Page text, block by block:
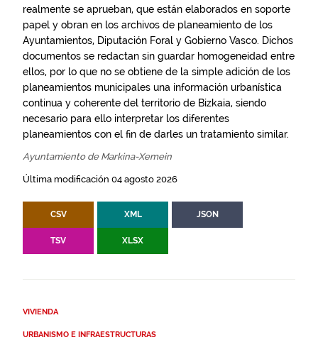
realmente se aprueban, que están elaborados en soporte
papel y obran en los archivos de planeamiento de los
Ayuntamientos, Diputación Foral y Gobierno Vasco. Dichos
documentos se redactan sin guardar homogeneidad entre
ellos, por lo que no se obtiene de la simple adición de los
planeamientos municipales una información urbanística
continua y coherente del territorio de Bizkaia, siendo
necesario para ello interpretar los diferentes
planeamientos con el fin de darles un tratamiento similar.
Ayuntamiento de Markina-Xemein
Última modificación 04 agosto 2026
CSV XML JSON
TSV XLSX
VIVIENDA
URBANISMO E INFRAESTRUCTURAS